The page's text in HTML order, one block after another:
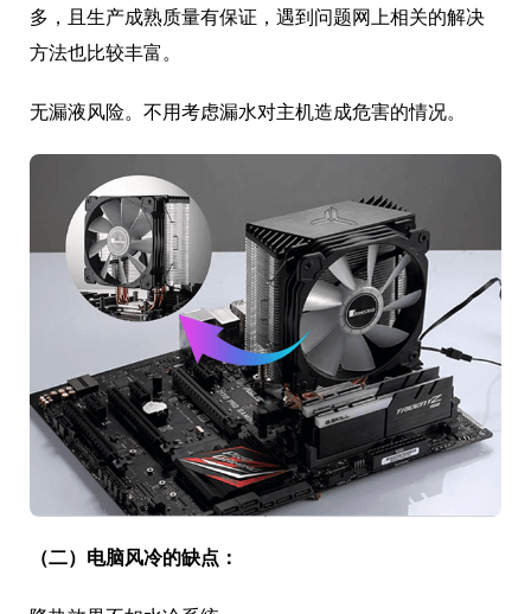
多，且生产成熟质量有保证，遇到问题网上相关的解决
方法也比较丰富。
无漏液风险。不用考虑漏水对主机造成危害的情况。
（二）电脑风冷的缺点：